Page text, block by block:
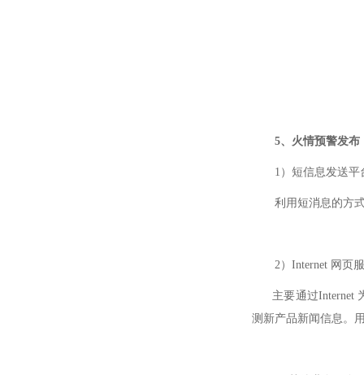
5、火情预警发布
1）短信息发送平
利用短消息的方式
2）Internet 网页服
主要通过Internet 为
测新产品新闻信息。